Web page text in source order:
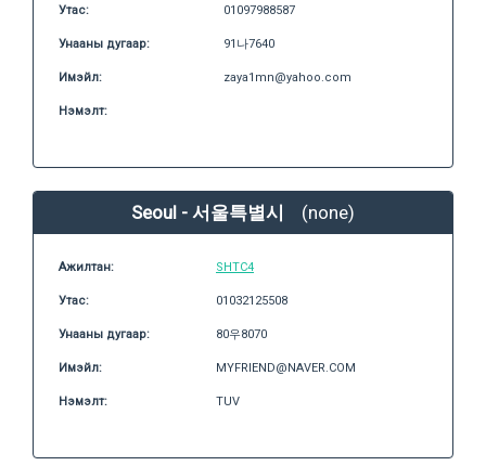
Утас: 01097988587
Унааны дугаар: 91나7640
Имэйл: zaya1mn@yahoo.com
Нэмэлт:
Seoul - 서울특별시 (none)
Ажилтан: SHTC4
Утас: 01032125508
Унааны дугаар: 80우8070
Имэйл: MYFRIEND@NAVER.COM
Нэмэлт: TUV